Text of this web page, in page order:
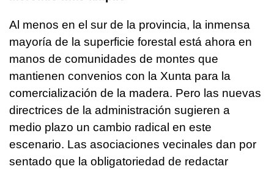
Al menos en el sur de la provincia, la inmensa
mayoría de la superficie forestal está ahora en
manos de comunidades de montes que
mantienen convenios con la Xunta para la
comercialización de la madera. Pero las nuevas
directrices de la administración sugieren a
medio plazo un cambio radical en este
escenario. Las asociaciones vecinales dan por
sentado que la obligatoriedad de redactar